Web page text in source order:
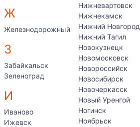
Ж
Железнодорожный
З
Забайкальск
Зеленоград
И
Иваново
Ижевск
Нижневартовск
Нижнекамск
Нижний Новгород
Нижний Тагил
Новокузнецк
Новомосковск
Новороссийск
Новосибирск
Новочеркасск
Новый Уренгой
Ногинск
Ноябрьск